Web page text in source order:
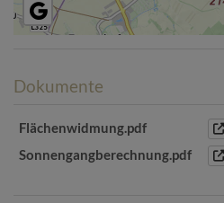
Dokumente
Flächenwidmung.pdf
Sonnengangberechnung.pdf